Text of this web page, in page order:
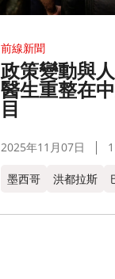
前線新聞
政策變動與
醫生重整在
目
2025年11月07日
墨西哥 洪都拉斯​